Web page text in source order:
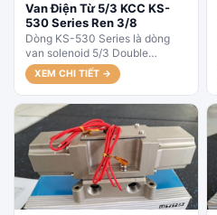
Van Điện Từ 5/3 KCC KS-
530 Series Ren 3/8
Dòng KS-530 Series là dòng
van solenoid 5/3 Double
Solenoid (2 coil) có lưu lượng
lớn hơn, phù hợp cho...
XEM CHI TIẾT →